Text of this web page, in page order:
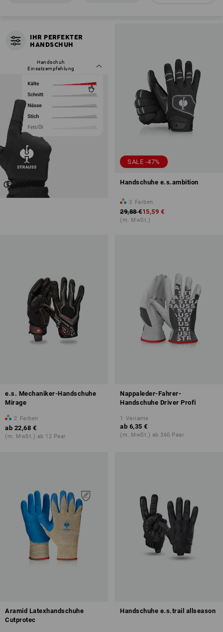
IHR PERFEKTER
HANDSCHUH
Handschuh
Einsatzempfehlung
So einfach geht’s:
Filter öffnen
Anforderungen gewichten
über 120 Modelle in Sekunden
filtern
SALE -47%
Handschuhe e.s.ambition
3 Farben
29,88 €15,59 €
(m. MwSt.)
e.s. Mechaniker-Handschuhe
Mirage
2 Farben
ab 22,68 €
(m. MwSt.) ab 12 Paar
Nappaleder-Fahrer-
Handschuhe Driver Profi
1 Variante
ab 6,35 €
(m. MwSt.) ab 360 Paar
Aramid Latexhandschuhe
Cutprotec
Handschuhe e.s.trail allseason